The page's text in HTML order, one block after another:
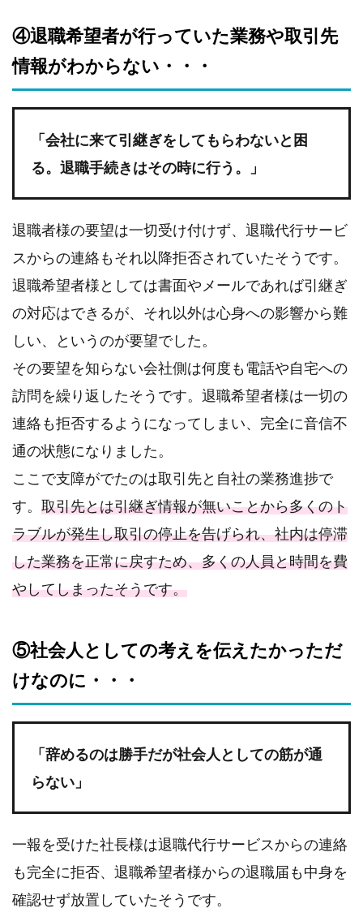
④退職希望者が行っていた業務や取引先
情報がわからない・・・
「会社に来て引継ぎをしてもらわないと困
る。退職手続きはその時に行う。」
退職者様の要望は一切受け付けず、退職代行サービ
スからの連絡もそれ以降拒否されていたそうです。
退職希望者様としては書面やメールであれば引継ぎ
の対応はできるが、それ以外は心身への影響から難
しい、というのが要望でした。
その要望を知らない会社側は何度も電話や自宅への
訪問を繰り返したそうです。退職希望者様は一切の
連絡も拒否するようになってしまい、完全に音信不
通の状態になりました。
ここで支障がでたのは取引先と自社の業務進捗で
す。 取引先とは引継ぎ情報が無いことから多くのト
ラブルが発生し取引の停止を告げられ、社内は停滞
した業務を正常に戻すため、多くの人員と時間を費
やしてしまったそうです。
⑤社会人としての考えを伝えたかっただ
けなのに・・・
「辞めるのは勝手だが社会人としての筋が通
らない」
一報を受けた社長様は退職代行サービスからの連絡
も完全に拒否、退職希望者様からの退職届も中身を
確認せず放置していたそうです。